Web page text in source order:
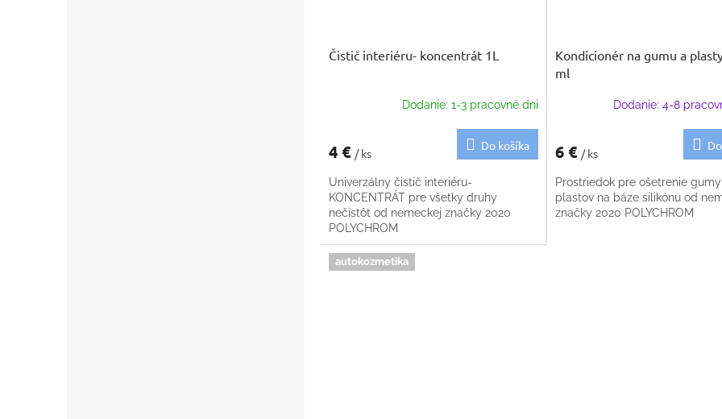
Čistič interiéru- koncentrát 1L
Dodanie: 1-3 pracovné dni
4 € / ks
Do košíka
Univerzálny čistič interiéru-
KONCENTRÁT pre všetky druhy
nečistôt od nemeckej značky 2020
POLYCHROM
Kondicionér na gumu a
ml
Dodanie: 4-8
6 € / ks
Prostriedok pre ošetrenie
plastov na báze silikónu od
značky 2020 POLYCHROM
autokozmetika